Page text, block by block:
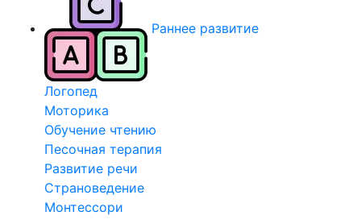
Раннее развитие
Логопед
Моторика
Обучение чтению
Песочная терапия
Развитие речи
Страноведение
Монтессори